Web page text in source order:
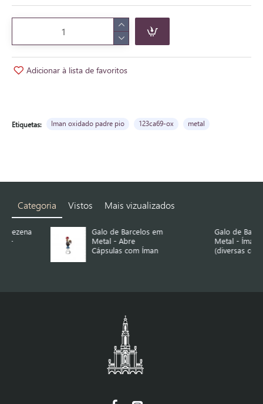
Adicionar à lista de favoritos
Etiquetas: Iman oxidado padre pio 123ca69-ox metal
Categoria Vistos Mais vizualizados
Galo de Barcelos em
Metal - Abre
Cápsulas com Íman
Galo de Barcelos em
Metal - Íman
(diversas cores)